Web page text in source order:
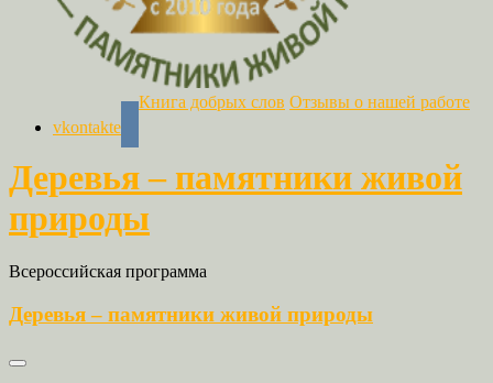
vkontakte
Книга добрых слов Отзывы о нашей работе
Деревья – памятники живой
природы
Всероссийская программа
Деревья – памятники живой природы